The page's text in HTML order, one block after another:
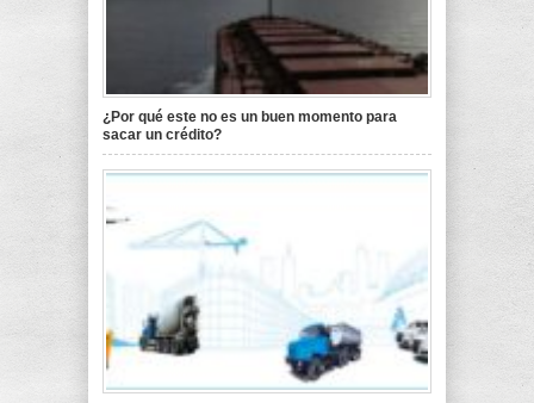
¿Por qué este no es un buen momento para
sacar un crédito?